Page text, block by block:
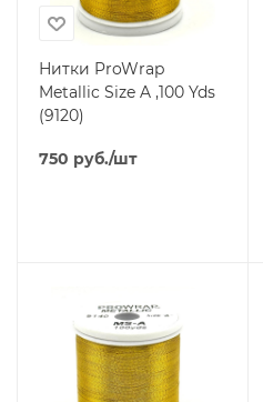
Нитки ProWrap
Metallic Size A ,100 Yds
(9120)
750 руб./шт